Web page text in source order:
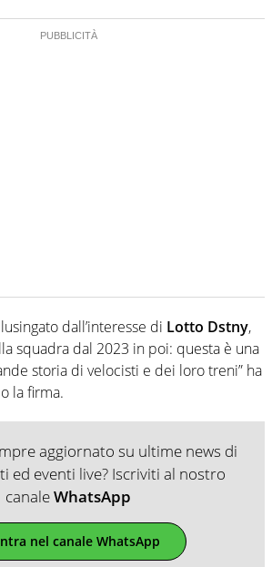
dall’interesse di Lotto Dstny,
squadra dal 2023 in poi: questa è una
storia di velocisti e dei loro treni” ha
la firma.
aggiornato su ultime news di
ed eventi live? Iscriviti al nostro
canaleWhatsApp
nel canale WhatsApp